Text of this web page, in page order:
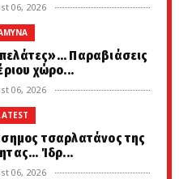
06, 2026
Παραβιάσεις
χώρο...
06, 2026
τσαρλατάνος της
Ίδρ...
06, 2026